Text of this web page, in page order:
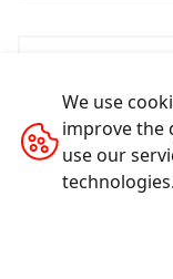
We use
improve the
use our
technologies.